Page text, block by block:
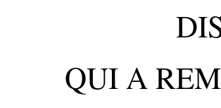
QUI A